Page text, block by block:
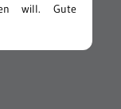
will. Gute